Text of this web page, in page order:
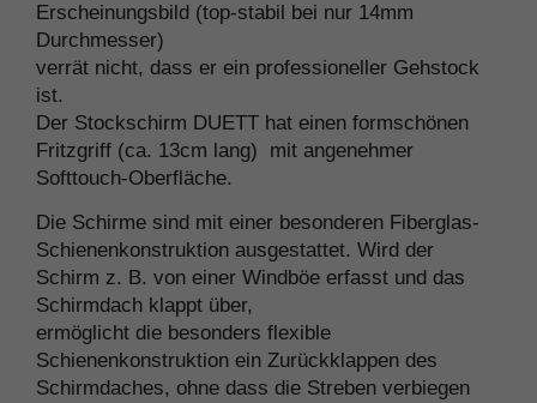
Erscheinungsbild (top-stabil bei nur 14mm
Durchmesser)
verrät nicht, dass er ein professioneller Gehstock
ist.
Der Stockschirm DUETT hat einen formschönen
Fritzgriff (ca. 13cm lang) mit angenehmer
Softtouch-Oberfläche.
Die Schirme sind mit einer besonderen Fiberglas-
Schienenkonstruktion ausgestattet. Wird der
Schirm z. B. von einer Windböe erfasst und das
Schirmdach klappt über,
ermöglicht die besonders flexible
Schienenkonstruktion ein Zurückklappen des
Schirmdaches, ohne dass die Streben verbiegen